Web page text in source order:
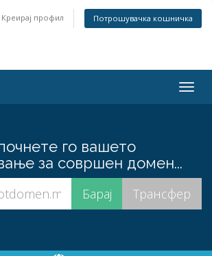
Креирај профил Потрошувачка кошничка
го вашето
за совршен домен...